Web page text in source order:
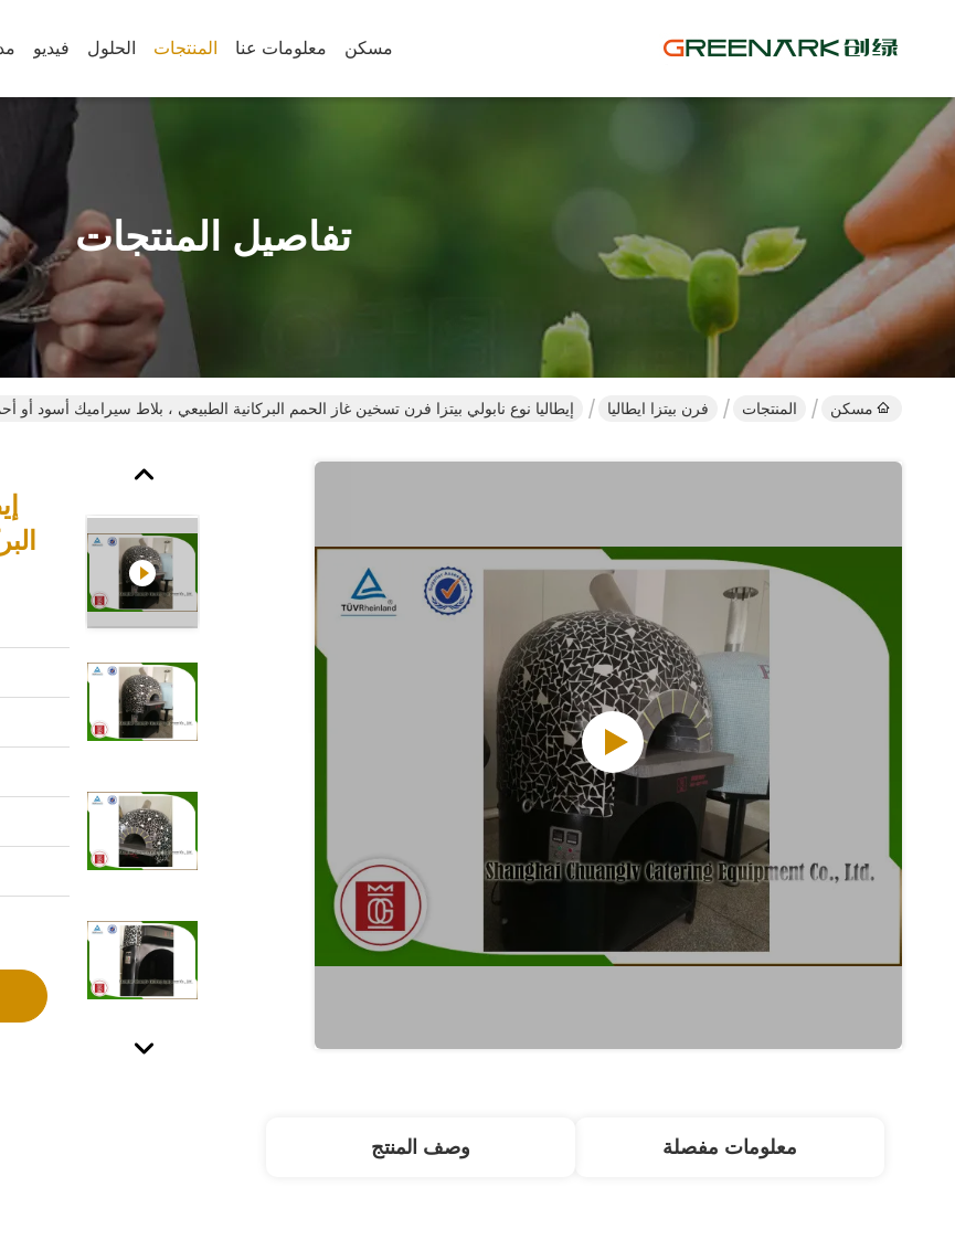
مسكن معلومات عنا المنتجات الحلول فيديو
تفاصيل المنتجات
مسكن المنتجات فرن بيتزا ايطاليا إيطاليا نوع نابولي بيتزا فرن تسخين غاز الحمم البركانية الطبيعي ، بلاط سيراميك أسود أو
معلومات مفصلة وصف المنتج